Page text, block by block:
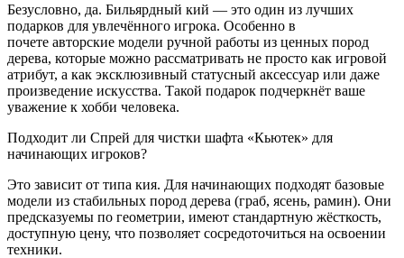
Безусловно, да. Бильярдный кий — это один из лучших
подарков для увлечённого игрока. Особенно в
почете авторские модели ручной работы из ценных пород
дерева, которые можно рассматривать не просто как игровой
атрибут, а как эксклюзивный статусный аксессуар или даже
произведение искусства. Такой подарок подчеркнёт ваше
уважение к хобби человека.
Подходит ли Спрей для чистки шафта «Кьютек» для
начинающих игроков?
Это зависит от типа кия. Для начинающих подходят базовые
модели из стабильных пород дерева (граб, ясень, рамин). Они
предсказуемы по геометрии, имеют стандартную жёсткость,
доступную цену, что позволяет сосредоточиться на освоении
техники.